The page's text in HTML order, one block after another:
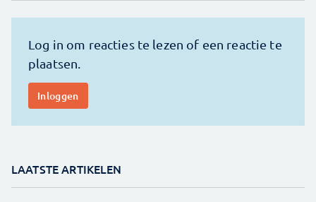
LAATSTE ARTIKELEN